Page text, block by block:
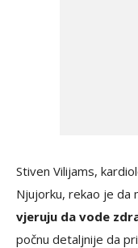
Stiven Vilijams,
Njujorku, rekao je da
vjeruju da vode
počnu detaljnije da